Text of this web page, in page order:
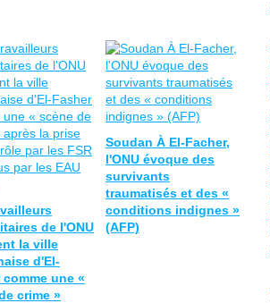
de l'ONU
la ville
d'El-
comme une «
crime »
Soudan À El-Facher,
l'ONU évoque des
survivants
traumatisés et des «
conditions indignes »
(AFP)